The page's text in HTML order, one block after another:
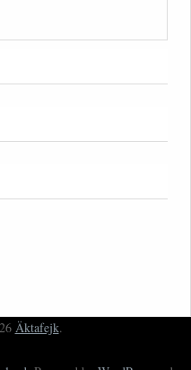
Äktafejk.